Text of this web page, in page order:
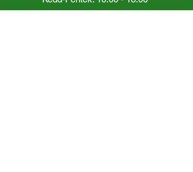
Páratlan héten szombaton a